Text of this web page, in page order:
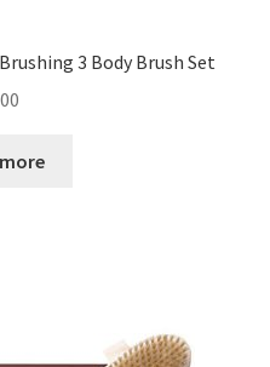
3 Body Brush Set